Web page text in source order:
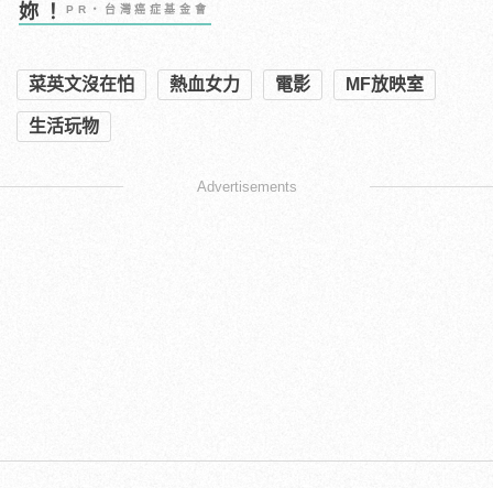
妳！PR・台灣癌症基金會
菜英文沒在怕 熱血女力 電影 MF放映室
生活玩物
Advertisements